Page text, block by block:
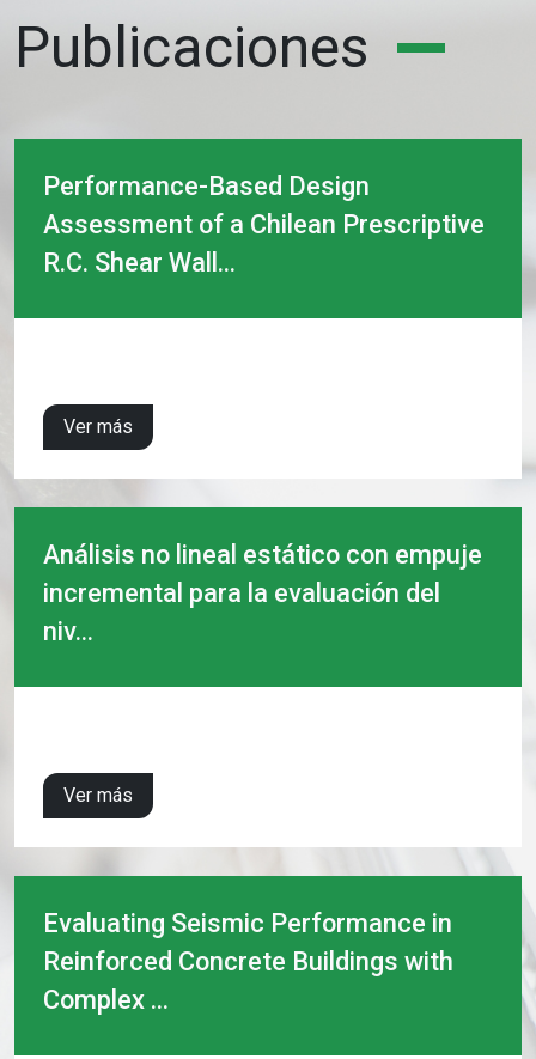
Publicaciones
Performance-Based Design
Assessment of a Chilean Prescriptive
R.C. Shear Wall...
Ver más
Análisis no lineal estático con empuje
incremental para la evaluación del
niv...
Ver más
Evaluating Seismic Performance in
Reinforced Concrete Buildings with
Complex ...